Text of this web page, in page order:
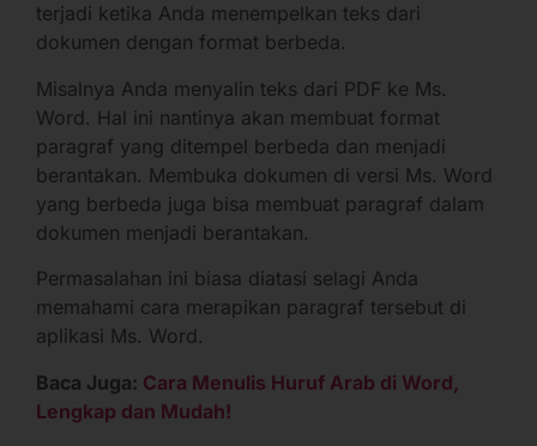
terjadi ketika Anda menempelkan teks dari
dokumen dengan format berbeda.
Misalnya Anda menyalin teks dari PDF ke Ms.
Word. Hal ini nantinya akan membuat format
paragraf yang ditempel berbeda dan menjadi
berantakan. Membuka dokumen di versi Ms. Word
yang berbeda juga bisa membuat paragraf dalam
dokumen menjadi berantakan.
Permasalahan ini biasa diatasi selagi Anda
memahami cara merapikan paragraf tersebut di
aplikasi Ms. Word.
Baca Juga: Cara Menulis Huruf Arab di Word,
Lengkap dan Mudah!